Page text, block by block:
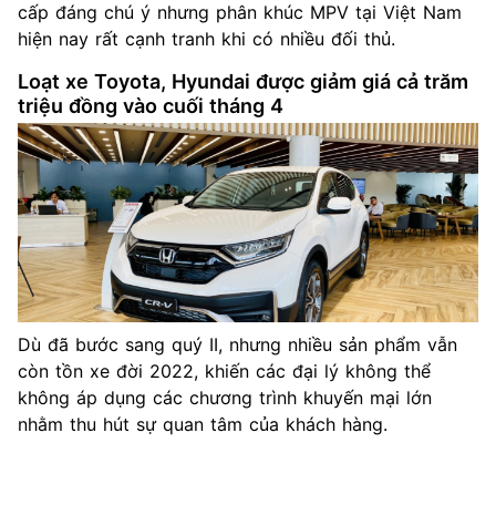
cấp đáng chú ý nhưng phân khúc MPV tại Việt Nam
hiện nay rất cạnh tranh khi có nhiều đối thủ.
Loạt xe Toyota, Hyundai được giảm giá cả trăm
triệu đồng vào cuối tháng 4
Dù đã bước sang quý II, nhưng nhiều sản phẩm vẫn
còn tồn xe đời 2022, khiến các đại lý không thể
không áp dụng các chương trình khuyến mại lớn
nhằm thu hút sự quan tâm của khách hàng.